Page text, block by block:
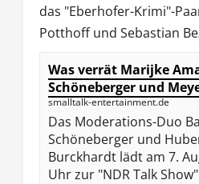
das "Eberhofer-Krimi"-
Potthoff und Sebastian
Was verrät Marijke
Schöneberger und
smalltalk-entertainment.de
Das Moderations-Duo
Schöneberger und
Burckhardt lädt am 7.
Uhr zur "NDR Talk